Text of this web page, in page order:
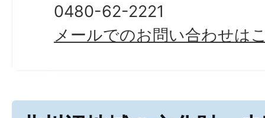
0480-62-2221
メールでのお問い合わせは